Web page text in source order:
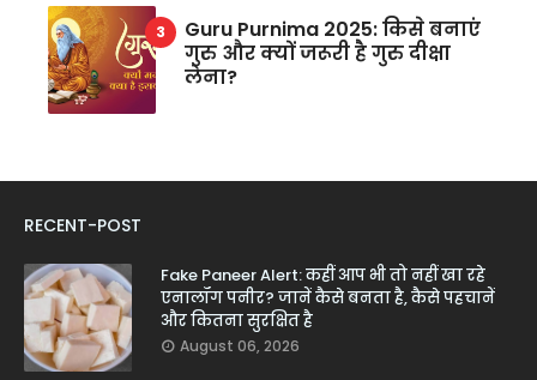
Guru Purnima 2025: किसे बनाएं
गुरु और क्यों जरूरी है गुरु दीक्षा
लेना?
RECENT-POST
Fake Paneer Alert: कहीं आप भी तो नहीं खा रहे
एनालॉग पनीर? जानें कैसे बनता है, कैसे पहचानें
और कितना सुरक्षित है
August 06, 2026